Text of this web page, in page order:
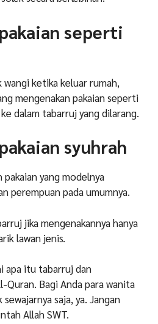
seperti
wangi ketika keluar rumah,
mengenakan pakaian seperti
dalam tabarruj yang dilarang.
syuhrah
pakaian yang modelnya
perempuan pada umumnya.
jika mengenakannya hanya
lawan jenis.
apa itu tabarruj dan
Quran. Bagi Anda para wanita
saja, ya. Jangan
Allah SWT.